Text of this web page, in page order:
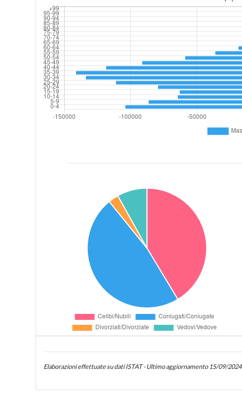
Elaborazioni effettuate su dati ISTAT - Ultimo aggiornamento 15/09/2024